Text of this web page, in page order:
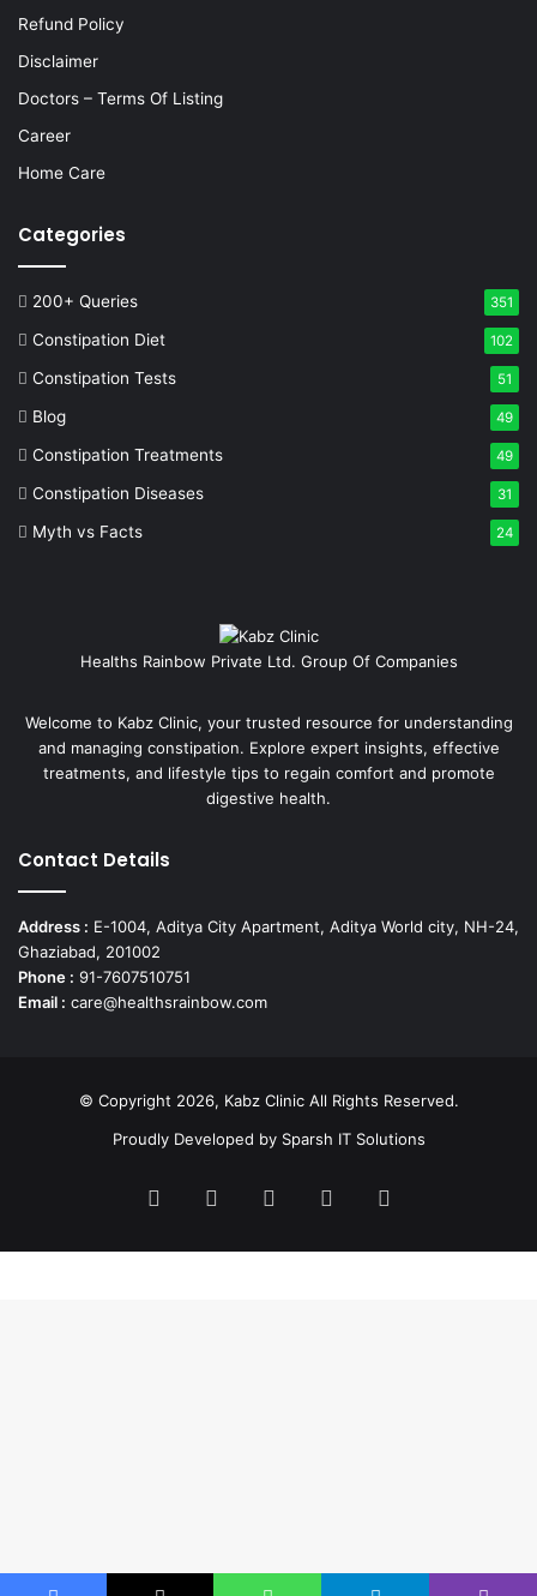
Refund Policy
Disclaimer
Doctors – Terms Of Listing
Career
Home Care
Categories
200+ Queries 351
Constipation Diet 102
Constipation Tests 51
Blog 49
Constipation Treatments 49
Constipation Diseases 31
Myth vs Facts 24
Healths Rainbow Private Ltd. Group Of Companies
Welcome to Kabz Clinic, your trusted resource for understanding
and managing constipation. Explore expert insights, effective
treatments, and lifestyle tips to regain comfort and promote
digestive health.
Contact Details
Address : E-1004, Aditya City Apartment, Aditya World city, NH-24,
Ghaziabad, 201002
Phone : 91-7607510751
Email : care@healthsrainbow.com
© Copyright 2026, Kabz Clinic All Rights Reserved.
Proudly Developed by Sparsh IT Solutions
Facebook DribbbleYouTube